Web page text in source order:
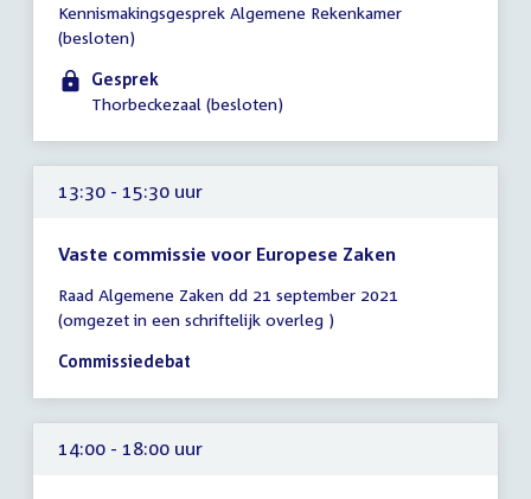
vergadering
13:30
14:30
Kennismakingsgesprek Algemene Rekenkamer
(besloten)
Gesprek
Thorbeckezaal (besloten)
13:30 - 15:30 uur
Vaste commissie voor Europese Zaken
vergadering
13:30
-
uur
Raad Algemene Zaken dd 21 september 2021
(omgezet in een schriftelijk overleg )
Commissiedebat
14:00 - 18:00 uur